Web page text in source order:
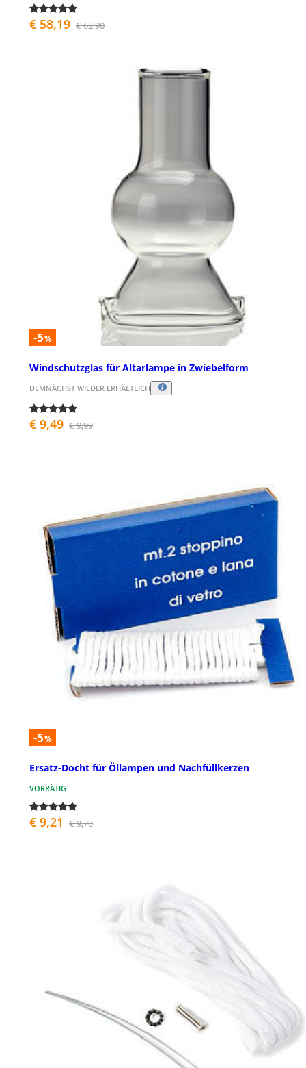
€ 58,19 € 62,90
-5%
Windschutzglas für Altarlampe in Zwiebelform
DEMNÄCHST WIEDER ERHÄLTLICH
€ 9,49 € 9,99
-5%
Ersatz-Docht für Öllampen und Nachfüllkerzen
VORRÄTIG
€ 9,21 € 9,70